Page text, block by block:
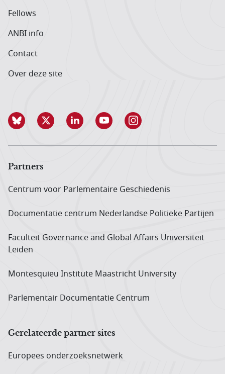
Fellows
ANBI info
Contact
Over deze site
Partners
Centrum voor Parlementaire Geschiedenis
Documentatie centrum Neder­landse Politieke Partijen
Faculteit Governance and Global Affairs Universiteit
Leiden
Montesquieu Institute Maastricht University
Parlementair Documentatie Centrum
Gerelateerde partner sites
Europees onderzoeks­netwerk